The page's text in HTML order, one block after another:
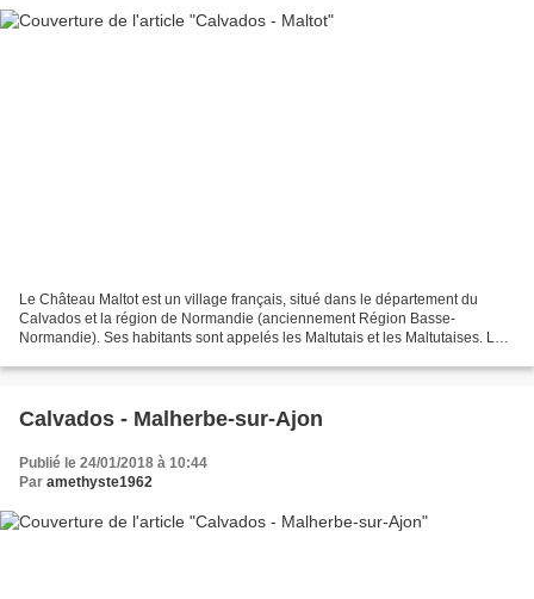
Le Château Maltot est un village français, situé dans le département du
Calvados et la région de Normandie (anciennement Région Basse-
Normandie). Ses habitants sont appelés les Maltutais et les Maltutaises. La
Calvados - Malherbe-sur-Ajon
Publié le 24/01/2018 à 10:44
Par amethyste1962